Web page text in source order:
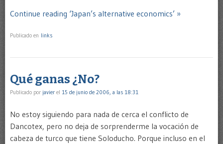
Continue reading ‘Japan’s alternative economics’ »
Publicado en links
Qué ganas ¿No?
Publicado por javier el 15 de junio de 2006, a las 18:31
No estoy siguiendo para nada de cerca el conflicto de
Dancotex, pero no deja de sorprenderme la vocación de
cabeza de turco que tiene Soloducho. Porque incluso en el